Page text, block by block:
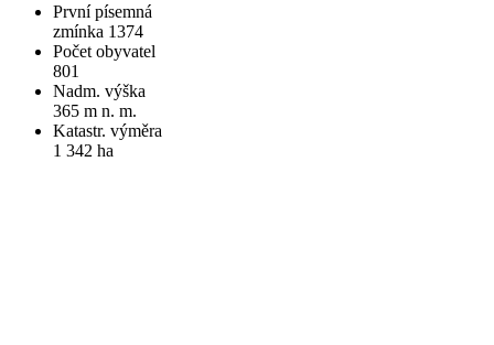
První písemná
zmínka 1374
Počet obyvatel
801
Nadm. výška
365 m n. m.
Katastr. výměra
1 342 ha